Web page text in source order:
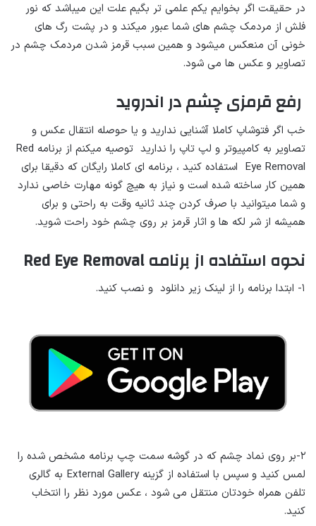
در حقیقت اگر بخوایم یکم علمی تر بگیم علت این میباشد که نور
فلش از مردمک چشم های شما عبور میکند و در پشت رگ های
خونی آن منعکس میشود و همین سبب قرمز شدن مردمک چشم در
تصاویر و عکس ها می شود.
رفع قرمزی چشم در اندروید
خب اگر فتوشاپ کاملا آشنایی ندارید و یا حوصله انتقال عکس و
تصاویر به کامپیوتر و لپ تاپ را ندارید توصیه میکنم از برنامه Red
Eye Removal استفاده کنید ، برنامه ای کاملا رایگان که دقیقا برای
همین کار ساخته شده است و نیاز به هیچ گونه مهارت خاصی ندارد
و شما میتوانید با صرف کردن چند ثانیه وقت به راحتی و برای
همیشه از شر لکه ها و اثار قرمز بر روی چشم خود راحت شوید.
نحوه استفاده از برنامه Red Eye Removal
۱- ابتدا برنامه را از لینک زیر دانلود و نصب کنید.
۲-بر روی نماد چشم که در گوشه سمت چپ برنامه مشخص شده را
لمس کنید و سپس با استفاده از گزینه External Gallery به گالری
تلفن همراه خودتان منتقل می شود ، عکس مورد نظر را انتخاب
کنید.